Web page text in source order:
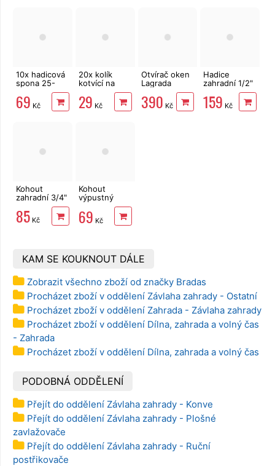
10x hadicová
spona 25-
40mm pro
hadici 1"
69 Kč
20x kolík
kotvící na
textilie 12 cm
29 Kč
Otvírač oken
Lagrada
390 Kč
Hadice
zahradní 1/2"
20 m Bradas
Sprint
159 Kč
Kohout
zahradní 3/4"
85 Kč
Kohout
výpustný
rychlospojkou
a redukcí na
69 Kč
KAM SE KOUKNOUT DÁLE
Zobrazit všechno zboží od značky Bradas
Procházet zboží v oddělení Závlaha zahrady - Ostatní
Procházet zboží v oddělení Zahrada - Závlaha zahrady
Procházet zboží v oddělení Dílna, zahrada a volný čas
- Zahrada
Procházet zboží v oddělení Dílna, zahrada a volný čas
PODOBNÁ ODDĚLENÍ
Přejít do oddělení Závlaha zahrady - Konve
Přejít do oddělení Závlaha zahrady - Plošné
zavlažovače
Přejít do oddělení Závlaha zahrady - Ruční
postřikovače